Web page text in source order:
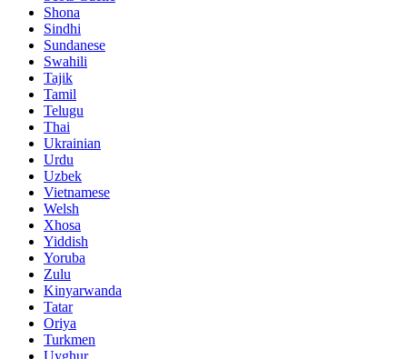
Shona
Sindhi
Sundanese
Swahili
Tajik
Tamil
Telugu
Thai
Ukrainian
Urdu
Uzbek
Vietnamese
Welsh
Xhosa
Yiddish
Yoruba
Zulu
Kinyarwanda
Tatar
Oriya
Turkmen
Uyghur